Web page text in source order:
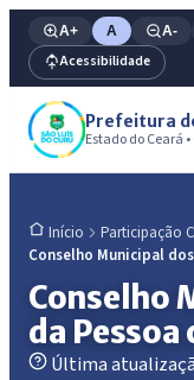
A+ A A-
Acessibilidade
Prefeitura
Estado do Ceará
Início Participação
Conselho Municipal
Conselho
da Pessoa
Última